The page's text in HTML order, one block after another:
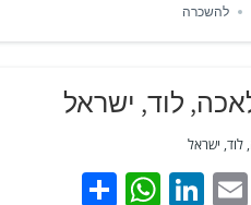
להשכרה
לוד, ישראל
ישראל
Facebook
Email
LinkedIn
WhatsApp